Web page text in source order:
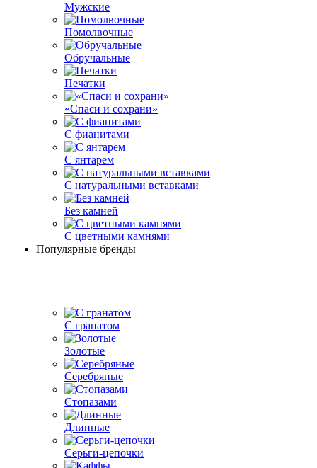
Мужские
Помолвочные
Обручальные
Печатки
«Спаси и сохрани»
С фианитами
С янтарем
С натуральными вставками
Без камней
С цветными камнями
Популярные бренды
С гранатом
Золотые
Серебряные
Стопазами
Длинные
Серьги-цепочки